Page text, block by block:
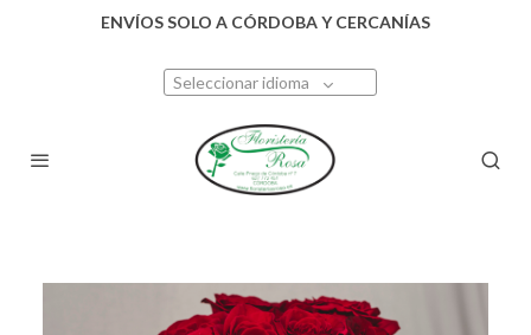
ENVÍOS SOLO A CÓRDOBA Y CERCANÍAS
Seleccionar idioma